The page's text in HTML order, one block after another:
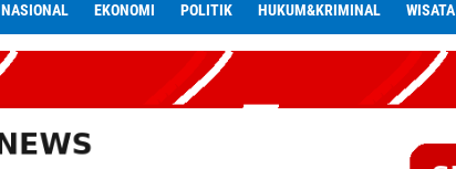
NASIONAL EKONOMI POLITIK HUKUM&KRIMINAL WISATA